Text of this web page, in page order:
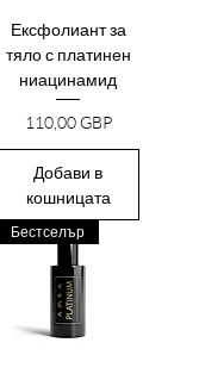
Ексфолиант за
тяло с платинен
ниацинамид
Цена
110,00 GBP
Добави в
кошницата
Бестселър